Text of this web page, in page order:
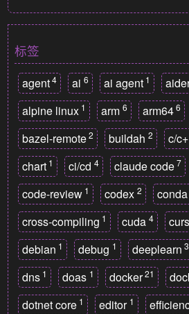
标签
agent 4 ai 6 ai agent 1
alpine linux 1 arm 6 arm64 6
bazel-remote 2 buildah 2 c/
chart 1 ci/cd 4 claude code 7
code-review 1 codex 2 conda
cross-compiling 1 cuda 4
debian 1 debug 1 deeplearn 3
dns 1 doas 1 docker 21
dotnet core 1 editor 1